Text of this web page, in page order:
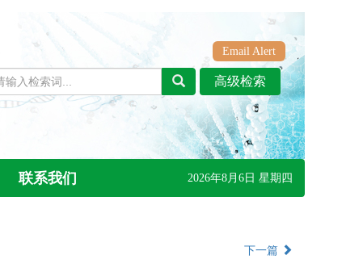
Email Alert
联系我们 2026年8月6日 星期四
下一篇